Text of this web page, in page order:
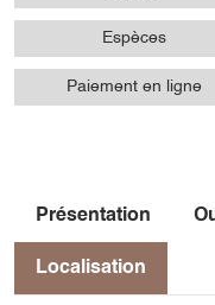
Espèces
Paiement en ligne
Présentation
Localisation